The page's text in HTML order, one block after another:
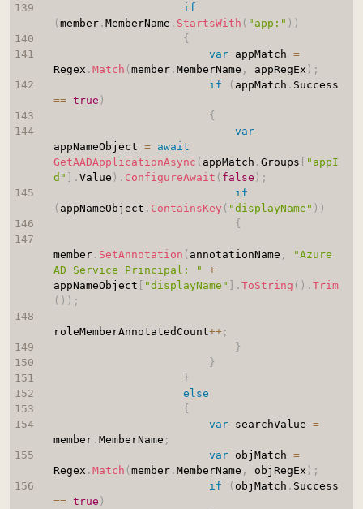
if
( member. MemberName . StartsWith ( "app:" ) )
{
var appMatch =
Regex . Match ( member. MemberName , appRegEx ) ;
if
( appMatch .
== true )
{
var
appNameObject =
await
GetAADApplicationAsync ( appMatch . Groups
"appI
d"
. Value ) . ConfigureAwait ( false ) ;
if
( appNameObject . ContainsKey ( "displayName" ) )
{
member. SetAnnotation ( annotationName ,
"Azure
AD Service Principal: "
+
appNameObject
"displayName" . ToString ( ) . Trim
( ) ) ;
roleMemberAnnotatedCount++;
}
}
}
else
{
var searchValue =
member. MemberName ;
var objMatch =
Regex . Match ( member. MemberName , objRegEx ) ;
if
( objMatch .
== true )